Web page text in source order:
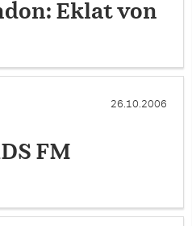
Eklat von
26.10.2006
FM